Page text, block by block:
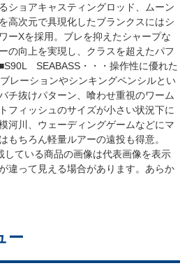
ショアキャスティングロッド、ムーン
高次元で具現化したブランクスにはシ
ーXを採用。ブレを抑えたシャープな
の向上を実現し、クラスを超えたパフ
SEABASS・・・操作性に優れた
レーションやシンキングペンシルとい
チ抜けパターン、喰わせ重視のワーム
フィッシュのサイズが小さい状況下に
河川、ウェーディングゲームなどにマ
もちろん軽量ルアーの遠投も得意。
ている商品の画像は代表画像を表示
違って見える場合があります。あらか
ー